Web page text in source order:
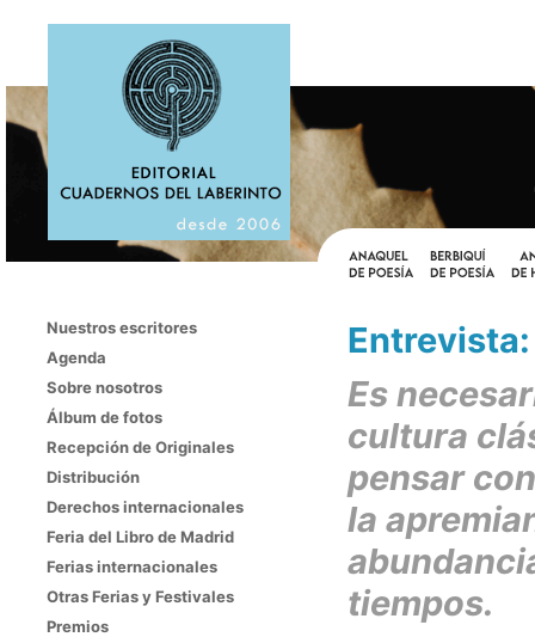
Nuestros escritores
Agenda
Sobre nosotros
Álbum de fotos
Recepción de Originales
Distribución
Derechos internacionales
Feria del Libro de Madrid
Ferias internacionales
Otras Ferias y Festivales
Premios
Es
cultura
pensar
la
tiempos.